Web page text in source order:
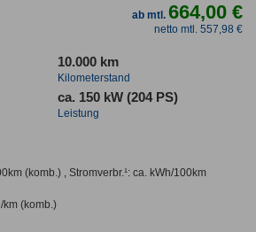
ab mtl.664,00 €
netto mtl. 557,98 €
10.000 km
Kilometerstand
ca. 150 kW (204 PS)
Leistung
(komb.) , Stromverbr.¹: ca. kWh/100km
km(komb.)